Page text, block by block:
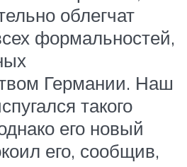
облегчат
формальностей,
Германии. Наш
такого
его новый
его, сообщив,